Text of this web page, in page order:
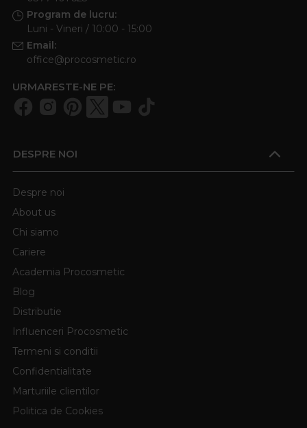
Program de lucru:
Luni - Vineri / 10:00 - 15:00
Email:
office@procosmetic.ro
URMARESTE-NE PE:
DESPRE NOI
Despre noi
About us
Chi siamo
Cariere
Academia Procosmetic
Blog
Distributie
Influenceri Procosmetic
Termeni si conditii
Confidentialitate
Marturiile clientilor
Politica de Cookies